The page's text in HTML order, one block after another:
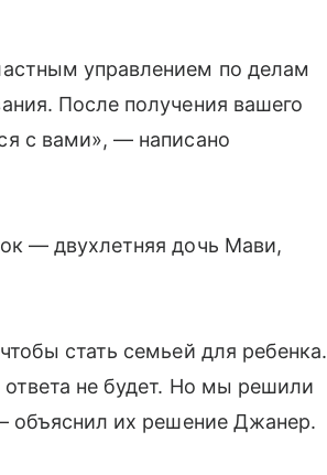
управлением по делам
После получения вашего
с вами», — написано
— двухлетняя дочь Мави,
стать семьей для ребенка.
не будет. Но мы решили
объяснил их решение Джанер.